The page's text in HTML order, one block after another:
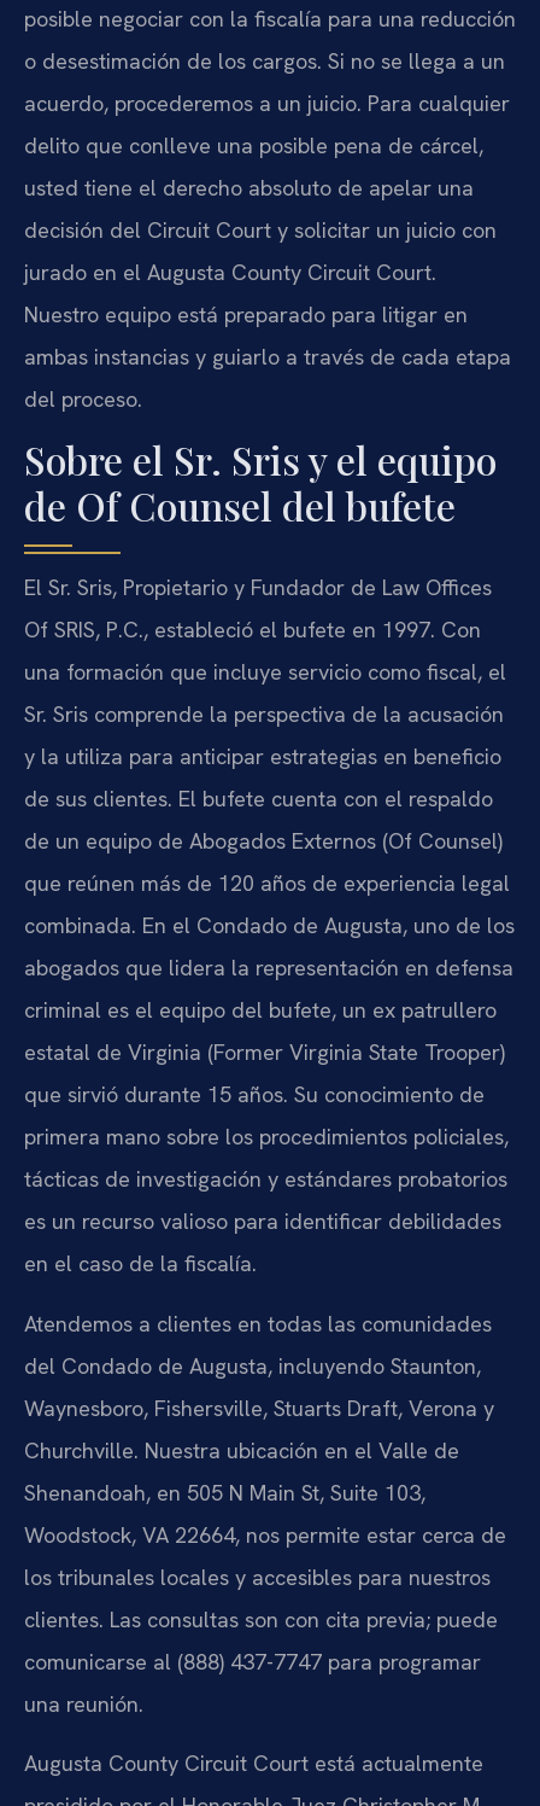
posible negociar con la fiscalía para una reducción
o desestimación de los cargos. Si no se llega a un
acuerdo, procederemos a un juicio. Para cualquier
delito que conlleve una posible pena de cárcel,
usted tiene el derecho absoluto de apelar una
decisión del Circuit Court y solicitar un juicio con
jurado en el Augusta County Circuit Court.
Nuestro equipo está preparado para litigar en
ambas instancias y guiarlo a través de cada etapa
del proceso.
Sobre el Sr. Sris y el equipo
de Of Counsel del bufete
El Sr. Sris, Propietario y Fundador de Law Offices
Of SRIS, P.C., estableció el bufete en 1997. Con
una formación que incluye servicio como fiscal, el
Sr. Sris comprende la perspectiva de la acusación
y la utiliza para anticipar estrategias en beneficio
de sus clientes. El bufete cuenta con el respaldo
de un equipo de Abogados Externos (Of Counsel)
que reúnen más de 120 años de experiencia legal
combinada. En el Condado de Augusta, uno de los
abogados que lidera la representación en defensa
criminal es el equipo del bufete, un ex patrullero
estatal de Virginia (Former Virginia State Trooper)
que sirvió durante 15 años. Su conocimiento de
primera mano sobre los procedimientos policiales,
tácticas de investigación y estándares probatorios
es un recurso valioso para identificar debilidades
en el caso de la fiscalía.
Atendemos a clientes en todas las comunidades
del Condado de Augusta, incluyendo Staunton,
Waynesboro, Fishersville, Stuarts Draft, Verona y
Churchville. Nuestra ubicación en el Valle de
Shenandoah, en 505 N Main St, Suite 103,
Woodstock, VA 22664, nos permite estar cerca de
los tribunales locales y accesibles para nuestros
clientes. Las consultas son con cita previa; puede
comunicarse al (888) 437-7747 para programar
una reunión.
Augusta County Circuit Court está actualmente